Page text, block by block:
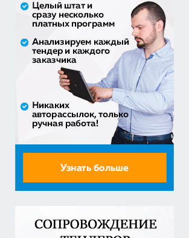
приобретение жилого помещения
муниципальную соб...
1 538 252,80 руб. - сумма сделки
30% аванс;
Закупка путевок в санаторно-
детям-сиро...
5 860 400,00 руб. - сумма сделки
30% аванс;
Оказание услуг по организации отдыха
оздоровления детей из...
20% аванс;
Закупка путевок в детские
(профильные) ла...